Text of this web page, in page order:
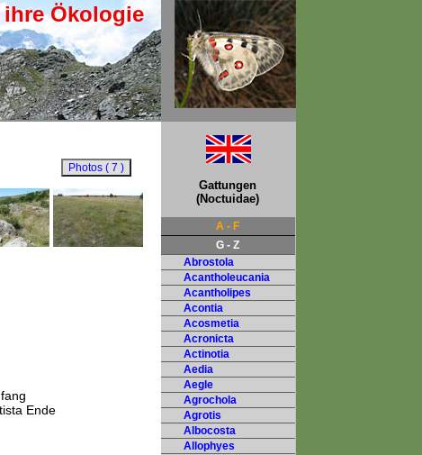
Ökologie
Ende
Gattungen
(Noctuidae)
A - F
G - Z
Abrostola
Acantholeucania
Acantholipes
Acontia
Acosmetia
Acronicta
Actinotia
Aedia
Aegle
Agrochola
Agrotis
Albocosta
Allophyes